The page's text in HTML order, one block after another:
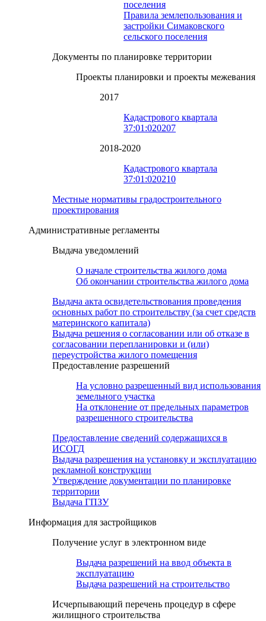
поселения
Правила землепользования и
застройки Симаковского
сельского поселения
Документы по планировке территории
Проекты планировки и проекты межевания
2017
Кадастрового квартала
37:01:020207
2018-2020
Кадастрового квартала
37:01:020210
Местные нормативы градостроительного
проектирования
Административные регламенты
Выдача уведомлений
О начале строительства жилого дома
Об окончании строительства жилого дома
Выдача акта освидетельствования проведения
основных работ по строительству (за счет средств
материнского капитала)
Выдача решения о согласовании или об отказе в
согласовании перепланировки и (или)
переустройства жилого помещения
Предоставление разрешений
На условно разрешенный вид использования
земельного участка
На отклонение от предельных параметров
разрешенного строительства
Предоставление сведений содержащихся в
ИСОГД
Выдача разрешения на установку и эксплуатацию
рекламной конструкции
Утверждение документации по планировке
территории
Выдача ГПЗУ
Информация для застройщиков
Получение услуг в электронном виде
Выдача разрешений на ввод объекта в
эксплуатацию
Выдача разрешений на строительство
Исчерпывающий перечень процедур в сфере
жилищного строительства